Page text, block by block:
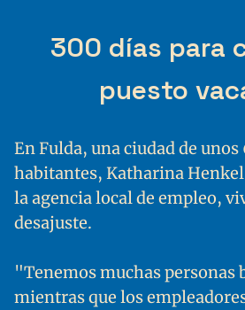
300 días para
puesto
En Fulda, una ciudad de
habitantes, Katharina
la agencia local de empleo,
desajuste.
"Tenemos muchas personas
mientras que los